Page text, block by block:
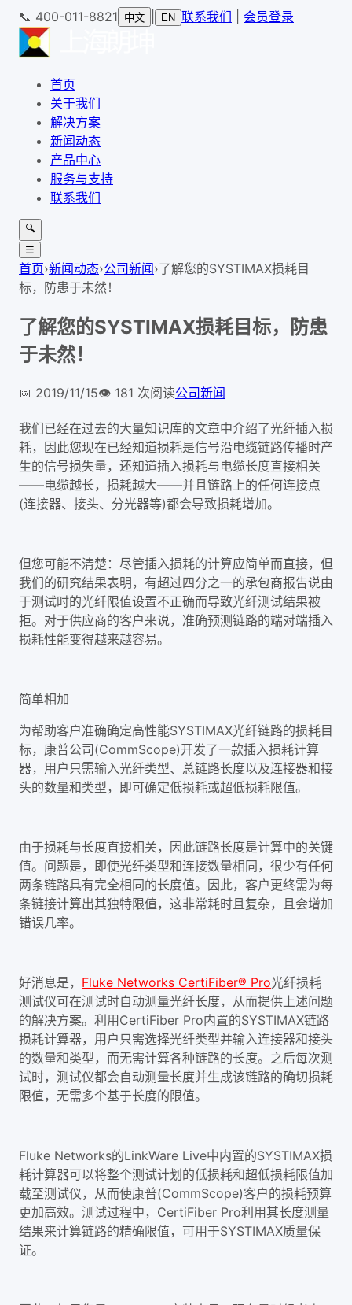
📞 400-011-8821 中文 EN 联系我们 会员登录
首页
关于我们
解决方案
新闻动态
产品中心
服务与支持
联系我们
🔍
☰
首页›新闻动态›公司新闻›了解您的SYSTIMAX损耗目
标，防患于未然！
了解您的SYSTIMAX损耗目标，防患
于未然！
📅 2019/11/15👁️ 181 次阅读公司新闻
我们已经在过去的大量知识库的文章中介绍了光纤插入损
耗，因此您现在已经知道损耗是信号沿电缆链路传播时产
生的信号损失量，还知道插入损耗与电缆长度直接相关
——电缆越长，损耗越大——并且链路上的任何连接点
(连接器、接头、分光器等)都会导致损耗增加。
但您可能不清楚：尽管插入损耗的计算应简单而直接，但
我们的研究结果表明，有超过四分之一的承包商报告说由
于测试时的光纤限值设置不正确而导致光纤测试结果被
拒。对于供应商的客户来说，准确预测链路的端对端插入
损耗性能变得越来越容易。
简单相加
为帮助客户准确确定高性能SYSTIMAX光纤链路的损耗目
标，康普公司(CommScope)开发了一款插入损耗计算
器，用户只需输入光纤类型、总链路长度以及连接器和接
头的数量和类型，即可确定低损耗或超低损耗限值。
由于损耗与长度直接相关，因此链路长度是计算中的关键
值。问题是，即使光纤类型和连接数量相同，很少有任何
两条链路具有完全相同的长度值。因此，客户更终需为每
条链接计算出其独特限值，这非常耗时且复杂，且会增加
错误几率。
好消息是， Fluke Networks CertiFiber® Pro光纤损耗
测试仪可在测试时自动测量光纤长度，从而提供上述问题
的解决方案。利用CertiFiber Pro内置的SYSTIMAX链路
损耗计算器，用户只需选择光纤类型并输入连接器和接头
的数量和类型，而无需计算各种链路的长度。之后每次测
试时，测试仪都会自动测量长度并生成该链路的确切损耗
限值，无需多个基于长度的限值。
Fluke Networks的LinkWare Live中内置的SYSTIMAX损
耗计算器可以将整个测试计划的低损耗和超低损耗限值加
载至测试仪，从而使康普(CommScope)客户的损耗预算
更加高效。测试过程中，CertiFiber Pro利用其长度测量
结果来计算链路的精确限值，可用于SYSTIMAX质量保
证。